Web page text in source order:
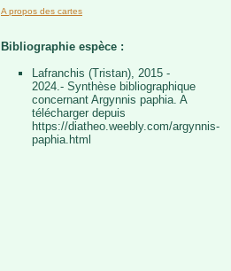
A propos des cartes
Bibliographie espèce :
Lafranchis (Tristan), 2015 -
2024.- Synthèse bibliographique
concernant Argynnis paphia. A
télécharger depuis
https://diatheo.weebly.com/argynnis-
paphia.html